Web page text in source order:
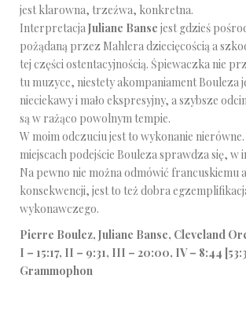
jest klarowna, trzeźwa, konkretna.
InterpretacjaJuliane Banse jest gdzieś
pożądaną przez Mahlera dziecięcością a
tej części ostentacyjnością. Śpiewaczka nie
tu muzyce, niestety akompaniament Bouleza
nieciekawy i mało ekspresyjny, a szybsze
są w rażąco powolnym tempie.
W moim odczuciu jest to wykonanie
miejscach podejście Bouleza sprawdza się, w
Na pewno nie można odmówić francuskiemu
konsekwencji, jest to też dobra
wykonawczego.
Pierre Boulez, Juliane Banse, Cleveland
I – 15:17, II – 9:31, III – 20:00, IV – 8:44
Grammophon